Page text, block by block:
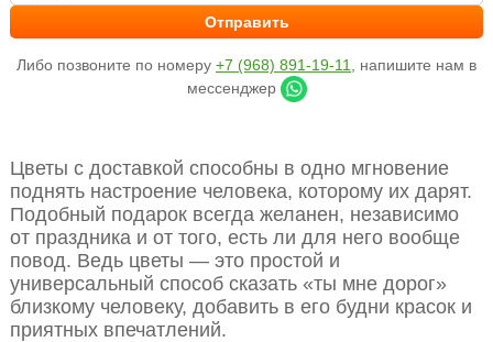
Либо позвоните по номеру +7 (968) 891-19-11
, напишите нам в
мессенджер
Цветы с доставкой способны в одно мгновение
поднять настроение человека, которому их дарят.
Подобный подарок всегда желанен, независимо
от праздника и от того, есть ли для него вообще
повод. Ведь цветы — это простой и
универсальный способ сказать «ты мне дорог»
близкому человеку, добавить в его будни красок и
приятных впечатлений.